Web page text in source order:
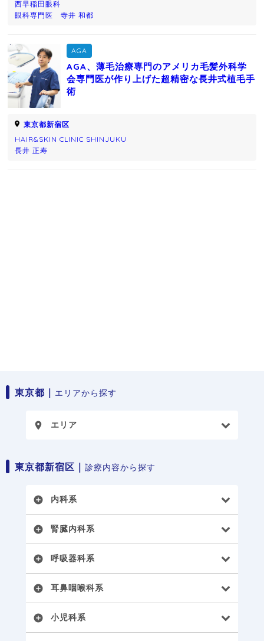
西早稲田眼科
眼科専門医 寺井 和都
AGA
AGA、薄毛治療専門のアメリカ毛髪外科学
会専門医が作り上げた超精密な長井式植毛手
術
東京都新宿区
HAIR&SKIN CLINIC SHINJUKU
長井 正寿
東京都｜ エリアから探す
place エリア
東京都新宿区｜ 診療内容から探す
add_circle 内科系
add_circle 腎臓内科系
add_circle 呼吸器科系
add_circle 耳鼻咽喉科系
add_circle 小児科系